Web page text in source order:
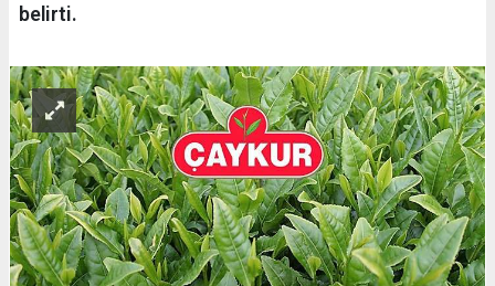
belirti.